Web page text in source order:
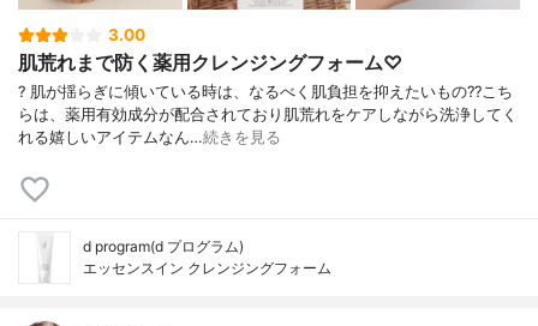
3.00
肌荒れまで防く薬用クレンジングフォーム♡
? 肌が揺らぎに傾いている時は、なるべく肌負担を抑えたいもの?? こち
らは、薬用有効成分が配合されており肌荒れをケアしながら洗浄してく
れる嬉しいアイテムなん…続きを見る
d program(d プログラム)
エッセンスイン クレンジングフォーム